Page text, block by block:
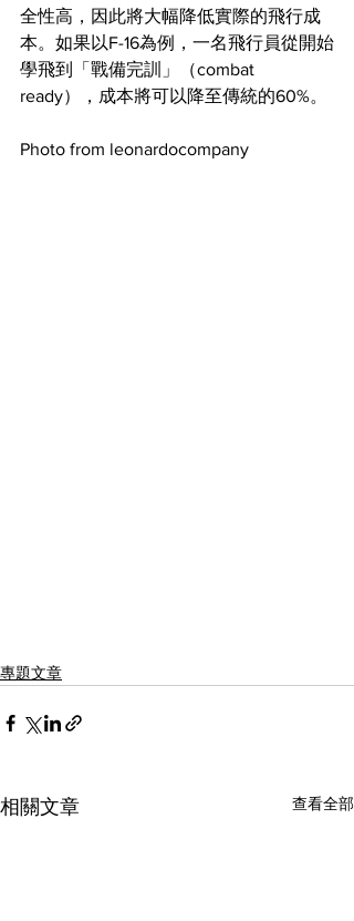
全性高，因此將大幅降低實際的飛行成
本。如果以F-16為例，一名飛行員從開始
學飛到「戰備完訓」（combat
ready），成本將可以降至傳統的60%。
Photo from leonardocompany
專題文章
相關文章 查看全部